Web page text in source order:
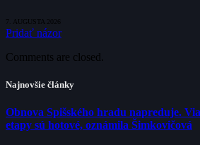
7. AUGUSTA 2026
Pridať názor
Comments are closed.
Najnovšie články
Obnova Spišského hradu napreduje.
etapy sú hotové, oznámila Šimkovičová